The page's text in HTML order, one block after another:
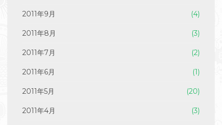
2011年9月 (4)
2011年8月 (3)
2011年7月 (2)
2011年6月 (1)
2011年5月 (20)
2011年4月 (3)